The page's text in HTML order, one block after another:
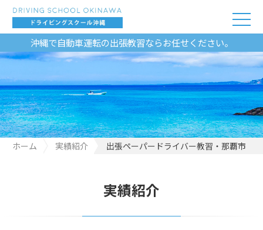
沖縄で自動車運転の出張教習ならお任せください。
ホーム 実績紹介 出張ペーパードライバー教習・那覇市
実績紹介